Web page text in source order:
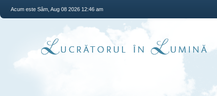
Acum este Sâm, Aug 08 2026 12:46 am